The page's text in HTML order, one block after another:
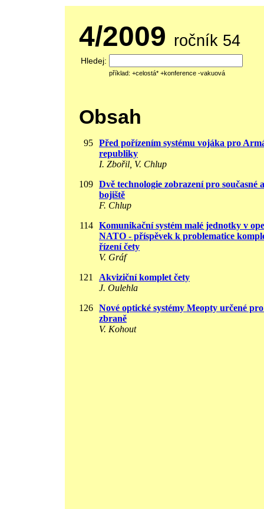
4/2009 ročník 54
Hledej:
příklad: +celostá* +konference -vakuová
Obsah
95 Před pořízením systému vojáka pro
republiky
I. Zbořil, V. Chlup
109 Dvě technologie zobrazení pro současné
bojiště
F. Chlup
114 Komunikační systém malé jednotky v
NATO - příspěvek k problematice
řízení čety
V. Gráf
121
Akviziční komplet čety
J. Oulehla
126 Nové optické systémy Meopty určené
zbraně
V. Kohout